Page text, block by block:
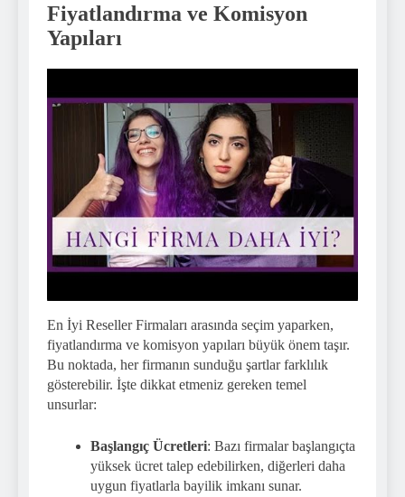
Fiyatlandırma ve Komisyon
Yapıları
En İyi Reseller Firmaları arasında seçim yaparken,
fiyatlandırma ve komisyon yapıları büyük önem taşır.
Bu noktada, her firmanın sunduğu şartlar farklılık
gösterebilir. İşte dikkat etmeniz gereken temel
unsurlar:
Başlangıç Ücretleri: Bazı firmalar başlangıçta
yüksek ücret talep edebilirken, diğerleri daha
uygun fiyatlarla bayilik imkanı sunar.